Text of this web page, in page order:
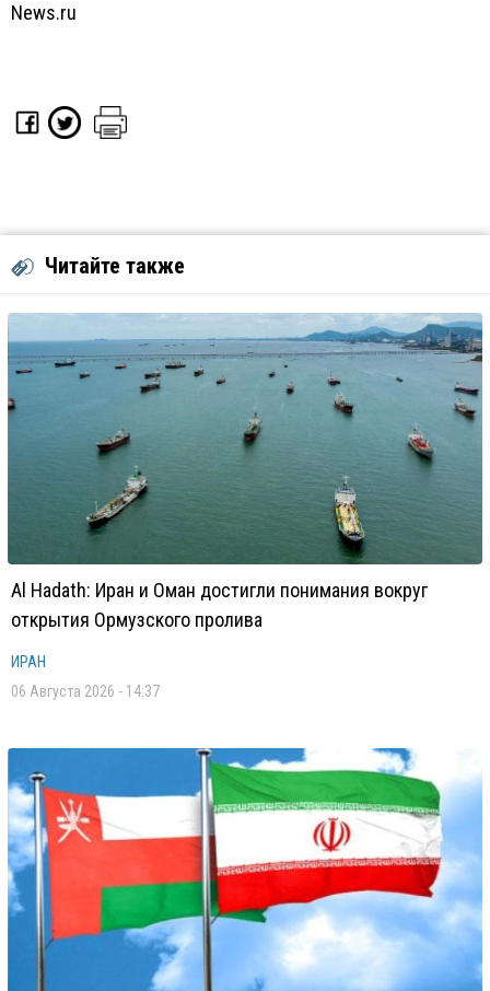
News.ru
Читайте также
Al Hadath: Иран и Оман достигли понимания вокруг
открытия Ормузского пролива
ИРАН
06 Августа 2026 - 14:37